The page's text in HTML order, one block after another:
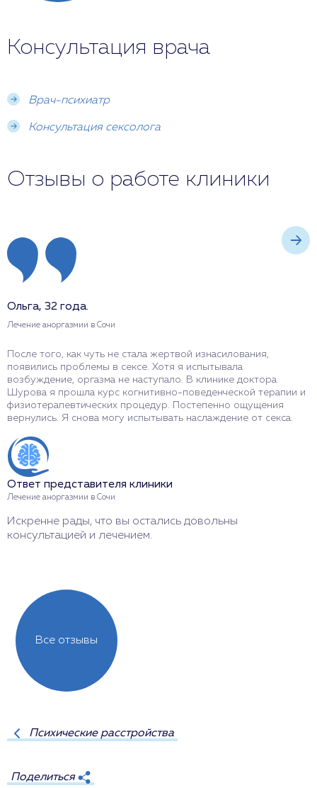
Консультация врача
Врач-психиатр
Консультация сексолога
Отзывы о работе клиники
Ольга, 32 года.
Лечение аноргазмии в Сочи
После того, как чуть не стала жертвой изнасилования,
появились проблемы в сексе. Хотя я испытывала
возбуждение, оргазма не наступало. В клинике доктора
Шурова я прошла курс когнитивно-поведенческой терапии и
физиотерапевтических процедур. Постепенно ощущения
вернулись. Я снова могу испытывать наслаждение от секса.
Ответ представителя клиники
Лечение аноргазмии в Сочи
Искренне рады, что вы остались довольны
консультацией и лечением.
Все отзывы
Психические расстройства
Поделиться